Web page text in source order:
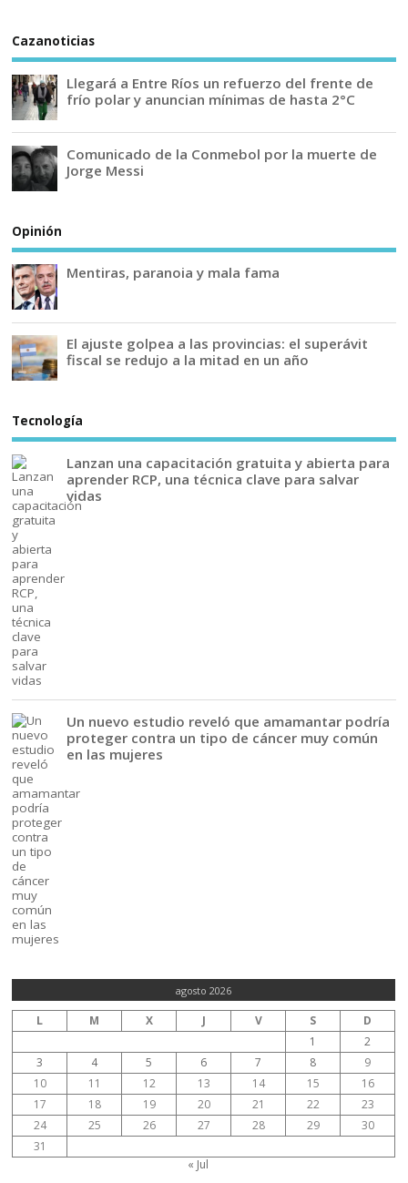
Cazanoticias
Llegará a Entre Ríos un refuerzo del frente de
frío polar y anuncian mínimas de hasta 2°C
Comunicado de la Conmebol por la muerte de
Jorge Messi
Opinión
Mentiras, paranoia y mala fama
El ajuste golpea a las provincias: el superávit
fiscal se redujo a la mitad en un año
Tecnología
Lanzan una capacitación gratuita y abierta para
aprender RCP, una técnica clave para salvar
vidas
Un nuevo estudio reveló que amamantar podría
proteger contra un tipo de cáncer muy común
en las mujeres
agosto 2026
L M X J V S
D
1
2
3
4 5 6 7 8
9
10
11 12 13 14 15
16
17
18 19 20 21 22
23
24
25 26 27 28 29
30
31
« Jul